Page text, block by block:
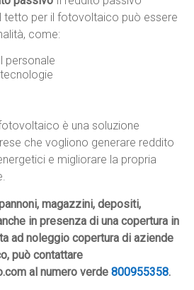
tetto per il fotovoltaico può essere
come:
personale
è una soluzione
che vogliono generare reddito
e migliorare la propria
magazzini, depositi,
in presenza di una copertura in
ad noleggio copertura di aziende
può contattare
al numero verde800955358.